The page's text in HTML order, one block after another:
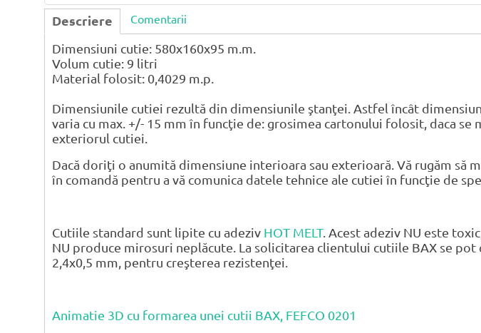
Descriere Comentarii
Dimensiuni cutie: 580x160x95 m.m.
Volum cutie: 9 litri
Material folosit: 0,4029 m.p.
Dimensiunile cutiei rezultă din dimensiunile ştanţei. Astfel încât
varia cu max. +/- 15 mm în funcţie de: grosimea cartonului folosit, daca se
exteriorul cutiei.
Dacă doriţi o anumită dimensiune interioara sau exterioară. Vă rugăm să
în comandă pentru a vă comunica datele tehnice ale cutiei în funcţie de
Cutiile standard sunt lipite cu adeziv HOT MELT. Acest adeziv NU este
NU produce mirosuri neplăcute. La solicitarea clientului cutiile BAX se pot
2,4x0,5 mm, pentru creşterea rezistenţei.
Animatie 3D cu formarea unei cutii BAX, FEFCO 0201